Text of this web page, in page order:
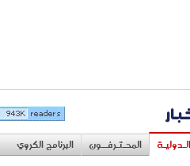
المحـتـرفــون البرنامج الكروي